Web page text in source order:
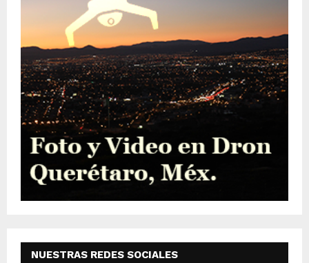
NUESTRAS REDES SOCIALES